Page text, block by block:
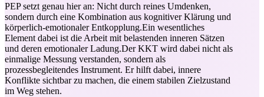
PEP setzt genau hier an: Nicht durch reines Umdenken,
sondern durch eine Kombination aus kognitiver Klärung und
körperlich-emotionaler Entkopplung.Ein wesentliches
Element dabei ist die Arbeit mit belastenden inneren Sätzen
und deren emotionaler Ladung.Der KKT wird dabei nicht als
einmalige Messung verstanden, sondern als
prozessbegleitendes Instrument. Er hilft dabei, innere
Konflikte sichtbar zu machen, die einem stabilen Zielzustand
im Weg stehen.